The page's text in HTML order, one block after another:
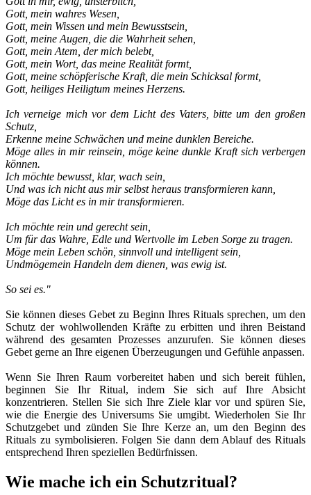
Gott, mein wahres Wesen,
Gott, mein Wissen und mein Bewusstsein,
Gott, meine Augen, die die Wahrheit sehen,
Gott, mein Atem, der mich belebt,
Gott, mein Wort, das meine Realität formt,
Gott, meine schöpferische Kraft, die mein Schicksal formt,
Gott, heiliges Heiligtum meines Herzens.
Ich verneige mich vor dem Licht des Vaters, bitte um den großen
Schutz,
Erkenne meine Schwächen und meine dunklen Bereiche.
Möge alles in mir reinsein, möge keine dunkle Kraft sich verbergen
können.
Ich möchte bewusst, klar, wach sein,
Und was ich nicht aus mir selbst heraus transformieren kann,
Möge das Licht es in mir transformieren.
Ich möchte rein und gerecht sein,
Um für das Wahre, Edle und Wertvolle im Leben Sorge zu tragen.
Möge mein Leben schön, sinnvoll und intelligent sein,
Undmögemein Handeln dem dienen, was ewig ist.
So sei es."
Sie können dieses Gebet zu Beginn Ihres Rituals sprechen, um den
Schutz der wohlwollenden Kräfte zu erbitten und ihren Beistand
während des gesamten Prozesses anzurufen. Sie können dieses
Gebet gerne an Ihre eigenen Überzeugungen und Gefühle anpassen.
Wenn Sie Ihren Raum vorbereitet haben und sich bereit fühlen,
beginnen Sie Ihr Ritual, indem Sie sich auf Ihre Absicht
konzentrieren. Stellen Sie sich Ihre Ziele klar vor und spüren Sie,
wie die Energie des Universums Sie umgibt. Wiederholen Sie Ihr
Schutzgebet und zünden Sie Ihre Kerze an, um den Beginn des
Rituals zu symbolisieren. Folgen Sie dann dem Ablauf des Rituals
entsprechend Ihren speziellen Bedürfnissen.
Wie mache ich ein Schutzritual?